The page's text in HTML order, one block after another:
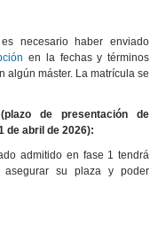
necesario haber enviado
en la fechas y términos
algún máster. La matrícula se
de presentación de
de abril de 2026):
admitido en fase 1 tendrá
asegurar su plaza y poder